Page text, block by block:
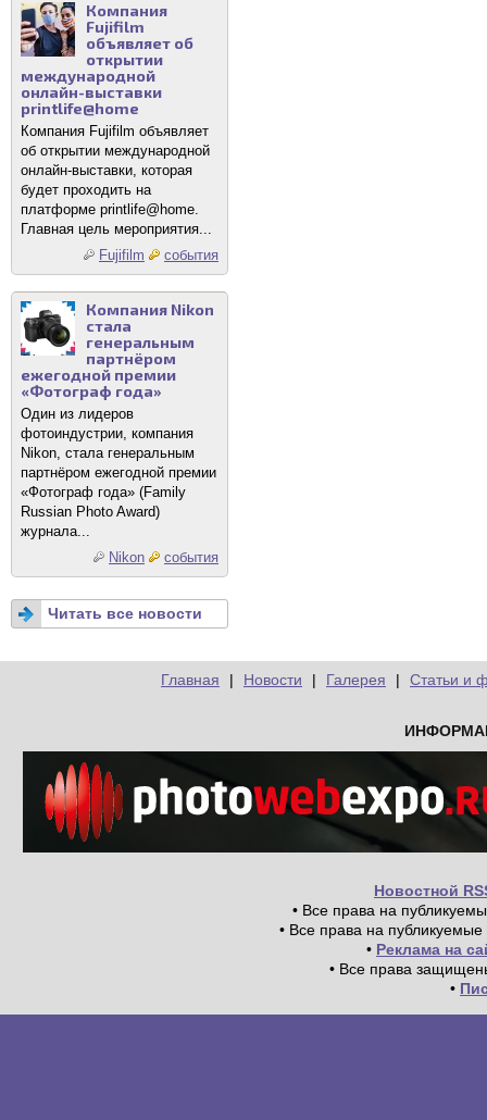
Компания
Fujifilm
объявляет об
открытии
международной
онлайн-выставки
printlife@home
Компания Fujifilm объявляет
об открытии международной
онлайн-выставки, которая
будет проходить на
платформе printlife@home.
Главная цель мероприятия...
Fujifilm
события
Компания Nikon
стала
генеральным
партнёром
ежегодной премии
«Фотограф года»
Один из лидеров
фотоиндустрии, компания
Nikon, стала генеральным
партнёром ежегодной премии
«Фотограф года» (Family
Russian Photo Award)
журнала...
Nikon
события
Читать все новости
Главная | Новости | Галерея | Статьи и
Новостной
• Все права на
• Все права на
• Реклама на
• Все права
•